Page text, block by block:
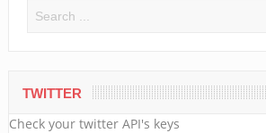
TWITTER
Check your twitter API's keys